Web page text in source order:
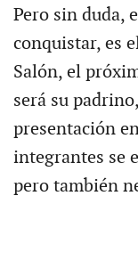
Pero sin duda,
conquistar, es
Salón, el
será su
presentación
integrantes se
pero también